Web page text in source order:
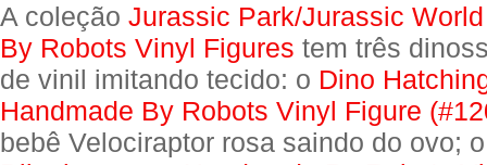
A coleção Jurassic Park/Jurassic
By Robots Vinyl Figures tem três
de vinil imitando tecido: o Dino
Handmade By Robots Vinyl Figure
bebê Velociraptor rosa saindo do ovo; o